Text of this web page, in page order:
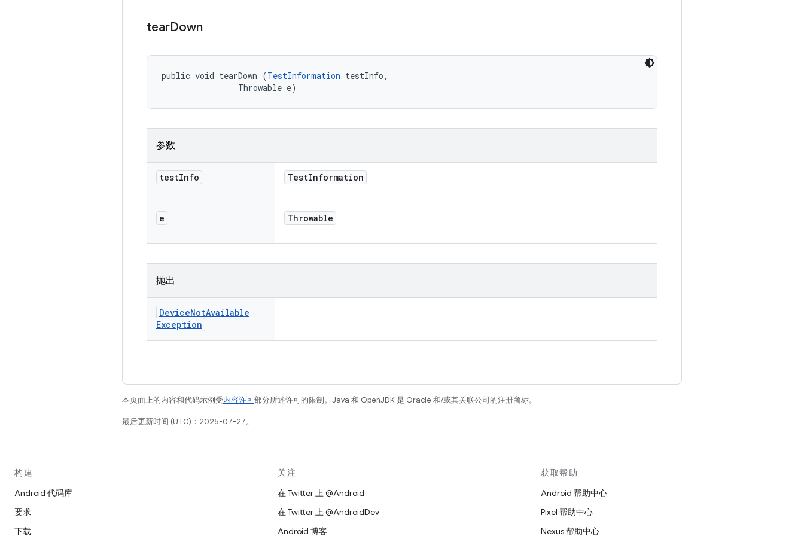
tearDown
public void tearDown (TestInformation testInfo,
                Throwable e)
参数
testInfo TestInformation
e Throwable
抛出
DeviceNotAvailable
Exception
本页面上的内容和代码示例受内容许可部分所述许可的限制。Java 和 OpenJDK 是 Oracle 和/或其关联公司的注册商标。
最后更新时间 (UTC)：2025-07-27。
构建
Android 代码库
要求
下载
关注
在 Twitter 上 @Android
在 Twitter 上 @AndroidDev
Android 博客
获取帮助
Android 帮助中心
Pixel 帮助中心
Nexus 帮助中心